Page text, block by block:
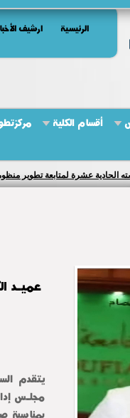
الرئيسية ارشيف
أقسام الكلية
الحادية عشرة لمتابعة تطوير
عميـد